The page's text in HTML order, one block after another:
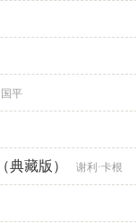
平
典藏版） 谢利·卡根